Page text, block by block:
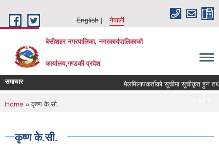
English
नेपाली
बेसीशहर नगरपालिका, नगरकार्यपालिकाको
कार्यालय,गण्डकी प्रदेश
समाचार मेलमिलापकर्ताको सूचीमा सूचीकृत हुन तथा
You are here
Home » कृष्ण के.सी.
कृष्ण के.सी.